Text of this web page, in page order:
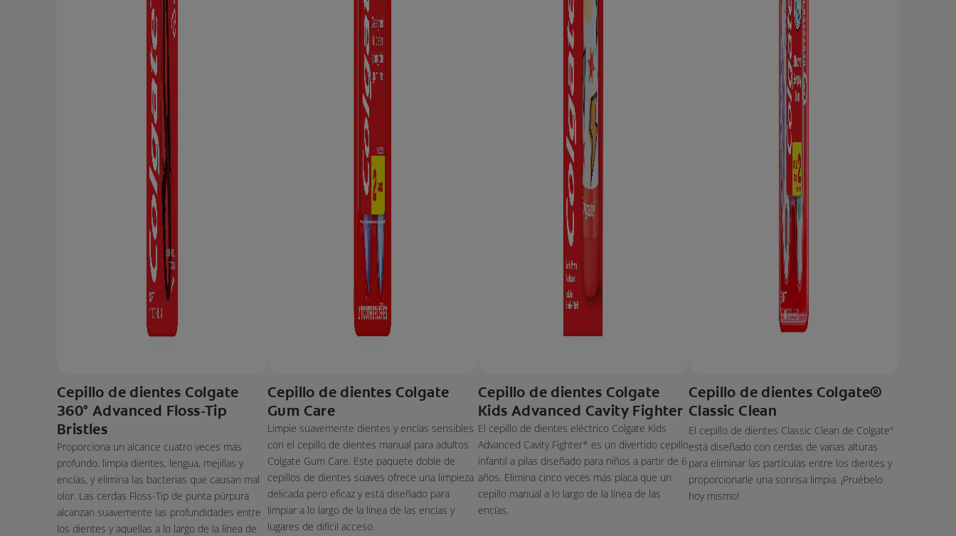
Cepillo de dientes Colgate
360° Advanced Floss-Tip
Bristles
Proporciona un alcance cuatro veces más
profundo, limpia dientes, lengua, mejillas y
encías, y elimina las bacterias que causan mal
olor. Las cerdas Floss-Tip de punta púrpura
alcanzan suavemente las profundidades entre
los dientes y aquellas a lo largo de la línea de
Cepillo de dientes Colgate
Gum Care
Limpie suavemente dientes y encías sensibles
con el cepillo de dientes manual para adultos
Colgate Gum Care. Este paquete doble de
cepillos de dientes suaves ofrece una limpieza
delicada pero eficaz y está diseñado para
limpiar a lo largo de la línea de las encías y
lugares de difícil acceso.
Cepillo de dientes Colgate
Kids Advanced Cavity Fighter
El cepillo de dientes eléctrico Colgate Kids
Advanced Cavity Fighter* es un divertido cepillo
infantil a pilas diseñado para niños a partir de 6
años. Elimina cinco veces más placa que un
cepillo manual a lo largo de la línea de las
encías.
Cepillo de dientes Colgate®
Classic Clean
El cepillo de dientes Classic Clean de Colgate ®
está diseñado con cerdas de varias alturas
para eliminar las partículas entre los dientes y
proporcionarle una sonrisa limpia. ¡Pruébelo
hoy mismo!